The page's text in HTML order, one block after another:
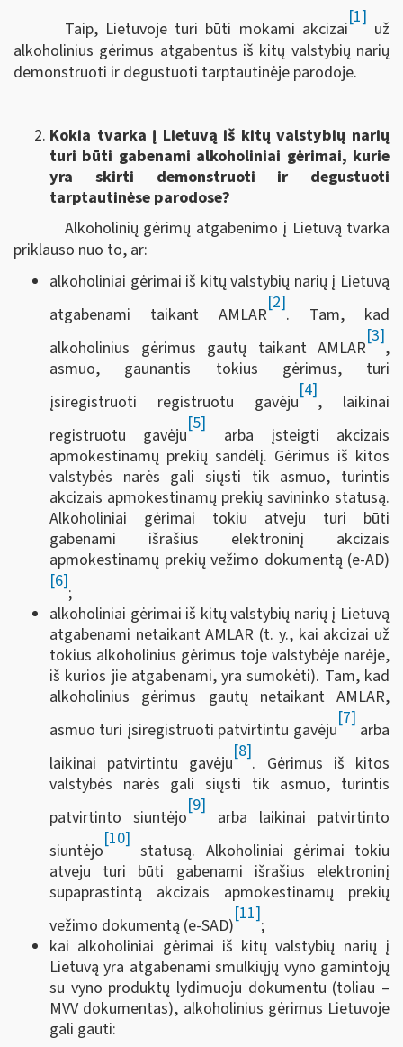
Taip, Lietuvoje turi būti mokami akcizai
[1]
už
alkoholinius gėrimus atgabentus iš kitų valstybių narių
demonstruoti ir degustuoti tarptautinėje parodoje.
Kokia tvarka į Lietuvą iš kitų valstybių narių
turi būti gabenami alkoholiniai gėrimai, kurie
yra skirti demonstruoti ir degustuoti
tarptautinėse parodose?
Alkoholinių gėrimų atgabenimo į Lietuvą tvarka
priklauso nuo to, ar:
alkoholiniai gėrimai iš kitų valstybių narių į Lietuvą
atgabenami taikant AMLAR
[2]
. Tam, kad
alkoholinius gėrimus gautų taikant AMLAR
[3]
,
asmuo, gaunantis tokius gėrimus, turi
įsiregistruoti registruotu gavėju
[4]
, laikinai
registruotu gavėju
[5]
arba įsteigti akcizais
apmokestinamų prekių sandėlį. Gėrimus iš kitos
valstybės narės gali siųsti tik asmuo, turintis
akcizais apmokestinamų prekių savininko statusą.
Alkoholiniai gėrimai tokiu atveju turi būti
gabenami išrašius elektroninį akcizais
apmokestinamų prekių vežimo dokumentą (e-AD)
[6]
;
alkoholiniai gėrimai iš kitų valstybių narių į Lietuvą
atgabenami netaikant AMLAR (t. y., kai akcizai už
tokius alkoholinius gėrimus toje valstybėje narėje,
iš kurios jie atgabenami, yra sumokėti). Tam, kad
alkoholinius gėrimus gautų netaikant AMLAR,
asmuo turi įsiregistruoti patvirtintu gavėju
[7]
arba
laikinai patvirtintu gavėju
[8]
. Gėrimus iš kitos
valstybės narės gali siųsti tik asmuo, turintis
patvirtinto siuntėjo
[9]
arba laikinai patvirtinto
siuntėjo
[10]
statusą. Alkoholiniai gėrimai tokiu
atveju turi būti gabenami išrašius elektroninį
supaprastintą akcizais apmokestinamų prekių
vežimo dokumentą (e-SAD)
[11]
;
kai alkoholiniai gėrimai iš kitų valstybių narių į
Lietuvą yra atgabenami smulkiųjų vyno gamintojų
su vyno produktų lydimuoju dokumentu (toliau –
MVV dokumentas), alkoholinius gėrimus Lietuvoje
gali gauti: